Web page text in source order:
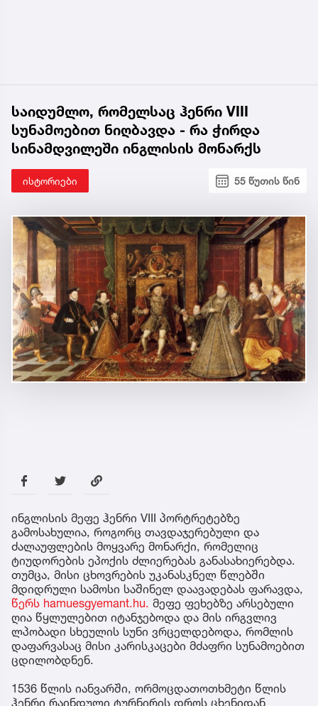
საიდუმლო, რომელსაც ჰენრი VIII
სუნამოებით ნიღბავდა - რა ჭირდა
სინამდვილეში ინგლისის მონარქს
ისტორიები 55 წუთის წინ
ინგლისის მეფე ჰენრი VIII პორტრეტებზე
გამოსახულია, როგორც თავდაჯერებული და
ძალაუფლების მოყვარე მონარქი, რომელიც
ტიუდორების ეპოქის ძლიერებას განასახიერებდა.
თუმცა, მისი ცხოვრების უკანასკნელ წლებში
მდიდრული სამოსი საშინელ დაავადებას ფარავდა,
წერს hamuesgyemant.hu. მეფე ფეხებზე არსებული
ღია წყლულებით იტანჯებოდა და მის ირგვლივ
ლპობადი სხეულის სუნი ვრცელდებოდა, რომლის
დაფარვასაც მისი კარისკაცები მძაფრი სუნამოებით
ცდილობდნენ.
1536 წლის იანვარში, ორმოცდათოთხმეტი წლის
ჰენრი რაინდული ტურნირის დროს ცხენიდან